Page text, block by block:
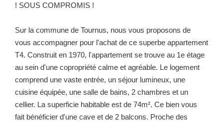
! SOUS COMPROMIS !
Sur la commune de Tournus, nous vous proposons de
vous accompagner pour l'achat de ce superbe appartement
T4. Construit en 1970, l'appartement se trouve au 1e étage
au sein d'une copropriété calme et agréable. Le logement
comprend une vaste entrée, un séjour lumineux, une
cuisine équipée, une salle de bains, 2 chambres et un
cellier. La superficie habitable est de 74m². Ce bien vous
fait bénéficier d'une cave et de 2 balcons. Proche des